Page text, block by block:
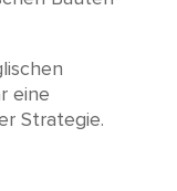
eine
Strategie.